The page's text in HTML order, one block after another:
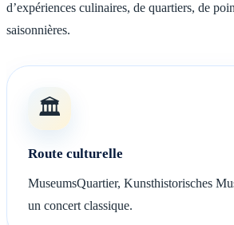
d’expériences culinaires, de quartiers, de
saisonnières.
🏛️
Route culturelle
MuseumsQuartier, Kunsthistorisches
un concert classique.